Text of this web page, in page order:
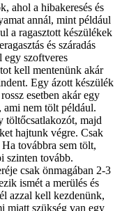
ahol a hibakeresés és
annál, mint például
a ragasztott készülékek
és száradás
egy szoftveres
kell mentenünk akár
Egy ázott készülék
esetben akár egy
ami nem tölt például.
töltőcsatlakozót, majd
hajtunk végre. Csak
továbbra sem tölt,
szinten tovább.
csak önmagában 2-3
ismét a merülés és
azzal kell kezdenünk,
miatt szükség van egy